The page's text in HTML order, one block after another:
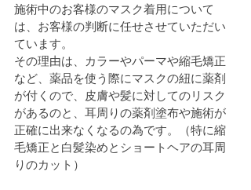
施術中のお客様のマスク着用について
は、お客様の判断に任せさせていただい
ています。
その理由は、カラーやパーマや縮毛矯正
など、薬品を使う際にマスクの紐に薬剤
が付くので、皮膚や髪に対してのリスク
があるのと、耳周りの薬剤塗布や施術が
正確に出来なくなるの為です。（特に縮
毛矯正と白髪染めとショートヘアの耳周
りのカット）